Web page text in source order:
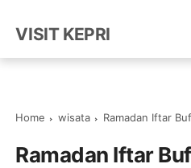
VISIT KEPRI
Home wisata Ramadan Iftar Buffet Pasar Malam 2026 di Four Points by
Ramadan Iftar